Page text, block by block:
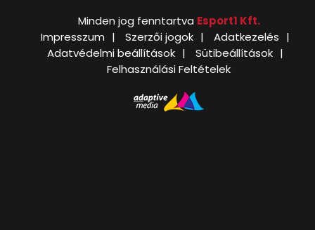
Minden jog fenntartva Esport1 Kft.
Impresszum
Szerzői jogok
Adatkezelés
Adatvédelmi beállítások
Sütibeállítások
Felhasználási Feltételek